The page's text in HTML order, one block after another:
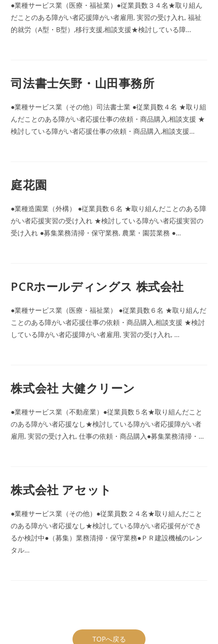
●業種サービス業（医療・福祉業）●従業員数３４名★取り組ん
だことのある障がい者応援障がい者雇用, 実習の受け入れ, 福祉
的就労（A型・B型）,移行支援,相談支援★検討している障…
司法書士矢野・山田事務所
●業種サービス業（その他）司法書士業 ●従業員数４名 ★取り組
んだことのある障がい者応援仕事の依頼・商品購入,相談支援 ★
検討している障がい者応援仕事の依頼・商品購入,相談支援…
庭花園
●業種造園業（外構） ●従業員数６名 ★取り組んだことのある障
がい者応援実習の受け入れ ★検討している障がい者応援実習の
受け入れ ●募集業務清掃・保守業務, 農業・園芸業務 ●…
PCRホールディングス 株式会社
●業種サービス業（医療・福祉業） ●従業員数６名 ★取り組んだ
ことのある障がい者応援仕事の依頼・商品購入,相談支援 ★検討
している障がい者応援障がい者雇用, 実習の受け入れ, …
株式会社 大健クリーン
●業種サービス業（不動産業）●従業員数５名★取り組んだこと
のある障がい者応援なし★検討している障がい者応援障がい者
雇用, 実習の受け入れ, 仕事の依頼・商品購入●募集業務清掃・…
株式会社 アセット
●業種サービス業（その他）●従業員数２４名★取り組んだこと
のある障がい者応援なし★検討している障がい者応援何ができ
るか検討中●（募集）業務清掃・保守業務●ＰＲ建設機械のレン
タル…
TOPへ戻る